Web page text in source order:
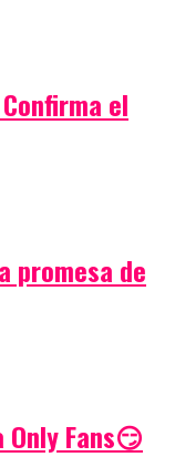
el
promesa de
Only Fans😏